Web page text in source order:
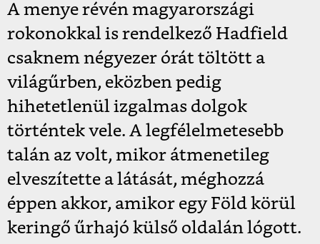
A menye révén magyarországi
rokonokkal is rendelkező Hadfield
csaknem négyezer órát töltött a
világűrben, eközben pedig
hihetetlenül izgalmas dolgok
történtek vele. A legfélelmetesebb
talán az volt, mikor átmenetileg
elveszítette a látását, méghozzá
éppen akkor, amikor egy Föld körül
keringő űrhajó külső oldalán lógott.